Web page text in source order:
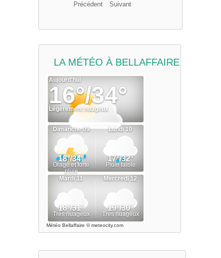
Précédent Suivant
LA MÉTÉO À BELLAFFAIRE
Météo Bellaffaire © meteocity.com